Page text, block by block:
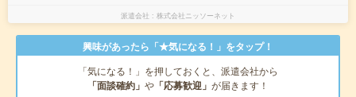
派遣会社 株式会社ニッソーネット
興味があったら「★気になる！」をタップ！
「気になる！」を押しておくと、派遣会社から
「面談確約」 や 「応募歓迎」 が届きます！